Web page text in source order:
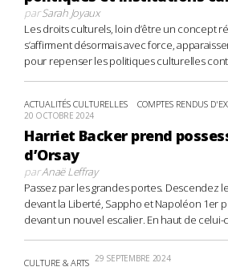
parSarah Joyaux
Les droits culturels, loin d’être un concept
s’affirment désormais avec force,
pour repenser les politiques culturelles
ACTUALITÉS CULTURELLES COMPTES RENDUS
20 OCTOBRE 2024
Harriet Backer prend
d’Orsay
parAnaë Leffray
Passez par les grandes portes. Descendez
devant la Liberté, Sappho et Napoléon 1er
devant un nouvel escalier. En haut de celui-
CULTURE & ARTS 29 SEPTEMBRE 2024